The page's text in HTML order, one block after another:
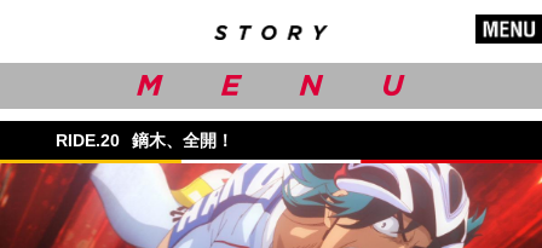
RIDE.20 鏑木、全開！